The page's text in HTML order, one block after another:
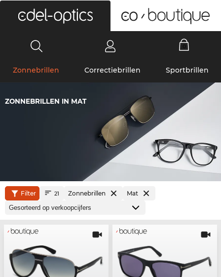
Zonnebrillen Correctiebrillen Sportbrillen
ZONNEBRILLEN IN MAT
Filter 21 Zonnebrillen Mat